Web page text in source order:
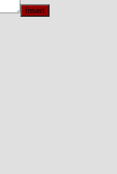
Insert